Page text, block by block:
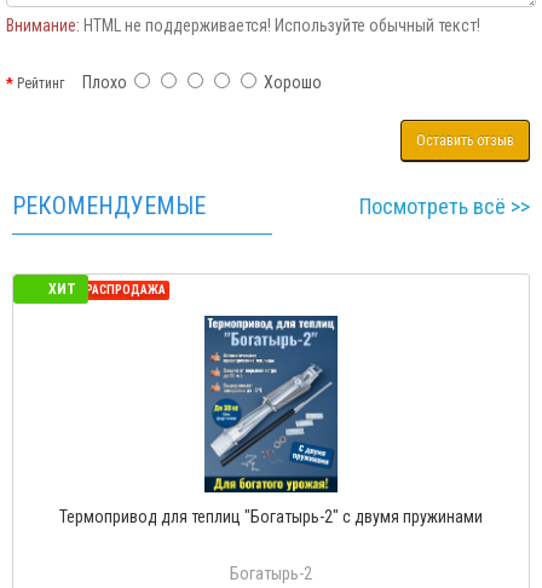
Внимание: HTML не поддерживается! Используйте обычный текст!
РейтингПлохо Хорошо
Оставить отзыв
РЕКОМЕНДУЕМЫЕ Посмотреть всё >>
ХИТ
СЕЗОННАЯ РАСПРОДАЖА
Термопривод для теплиц "Богатырь-2" с двумя пружинами
Богатырь-2